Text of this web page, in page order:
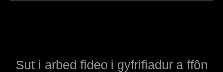
Sut i arbed fideo i gyfrifiadur a ffôn